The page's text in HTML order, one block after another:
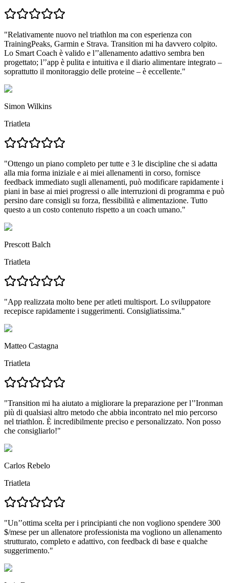
"Relativamente nuovo nel triathlon ma con esperienza con
TrainingPeaks, Garmin e Strava. Transition mi ha davvero colpito.
Lo Smart Coach è valido e l’’allenamento adattivo sembra ben
progettato; l’’app è pulita e intuitiva e il diario alimentare integrato –
soprattutto il monitoraggio delle proteine – è eccellente."
Simon Wilkins
Triatleta
"Ottengo un piano completo per tutte e 3 le discipline che si adatta
alla mia forma iniziale e ai miei allenamenti in corso, fornisce
feedback immediato sugli allenamenti, può modificare rapidamente i
piani in base ai miei progressi o alle interruzioni di programma e può
persino dare consigli su forza, flessibilità e alimentazione. Tutto
questo a un costo contenuto rispetto a un coach umano."
Prescott Balch
Triatleta
"App realizzata molto bene per atleti multisport. Lo sviluppatore
recepisce rapidamente i suggerimenti. Consigliatissima."
Matteo Castagna
Triatleta
"Transition mi ha aiutato a migliorare la preparazione per l’’Ironman
più di qualsiasi altro metodo che abbia incontrato nel mio percorso
nel triathlon. È incredibilmente preciso e personalizzato. Non posso
che consigliarlo!"
Carlos Rebelo
Triatleta
"Un’’ottima scelta per i principianti che non vogliono spendere 300
$/mese per un allenatore professionista ma vogliono un allenamento
strutturato, completo e adattivo, con feedback di base e qualche
suggerimento."